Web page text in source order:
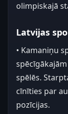
olimpiskajā
Latvijas
• Kamaniņu
spēlēs.
cīnīties par
pozīcijas.